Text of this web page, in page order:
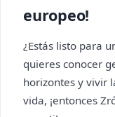
europeo!
¿Estás listo para
quieres conocer
horizontes y vivir
vida, ¡entonces